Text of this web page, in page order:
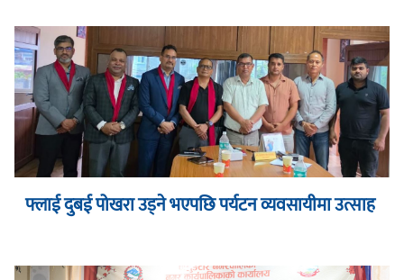
फ्लाई दुबई पोखरा उड्ने भएपछि पर्यटन व्यवसायीमा उत्साह